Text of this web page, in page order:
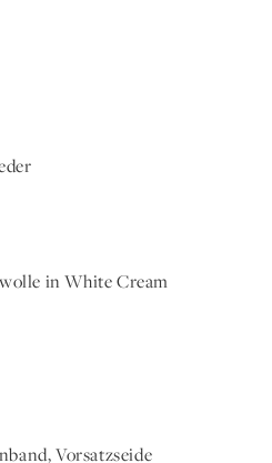
in White Cream
Vorsatzseide